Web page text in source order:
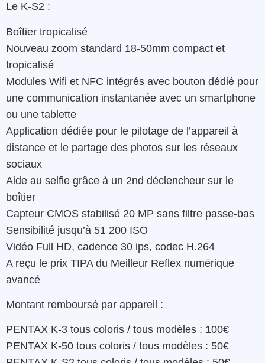
Le K-S2 :
Boîtier tropicalisé
Nouveau zoom standard 18-50mm compact et
tropicalisé
Modules Wifi et NFC intégrés avec bouton dédié pour
une communication instantanée avec un smartphone
ou une tablette
Application dédiée pour le pilotage de l’appareil à
distance et le partage des photos sur les réseaux
sociaux
Aide au selfie grâce à un 2nd déclencheur sur le
boîtier
Capteur CMOS stabilisé 20 MP sans filtre passe-bas
Sensibilité jusqu’à 51 200 ISO
Vidéo Full HD, cadence 30 ips, codec H.264
A reçu le prix TIPA du Meilleur Reflex numérique
avancé
Montant remboursé par appareil :
PENTAX K-3 tous coloris / tous modèles : 100€
PENTAX K-50 tous coloris / tous modèles : 50€